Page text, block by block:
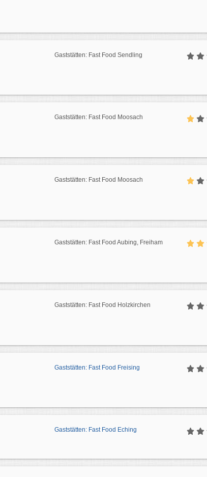
Gaststätten: Fast Food Sendling
Gaststätten: Fast Food Moosach
Gaststätten: Fast Food Moosach
Gaststätten: Fast Food Aubing, Freiham
Gaststätten: Fast Food Holzkirchen
Gaststätten: Fast Food Freising
Gaststätten: Fast Food Eching